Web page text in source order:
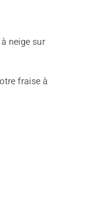
neige sur
fraise à